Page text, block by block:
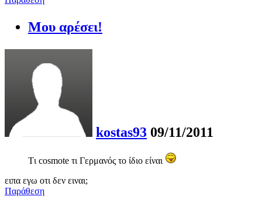
Μου αρέσει!
kostas93 09/11/2011
Tι cosmote τι Γερμανός το ίδιο είναι
ειπα εγω οτι δεν ειναι;
Παράθεση